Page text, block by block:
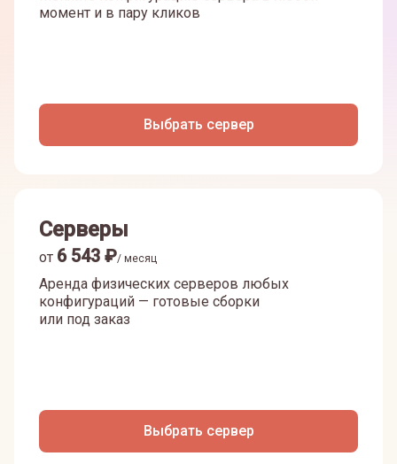
момент и в пару кликов
Выбрать сервер
Серверы
от 6 543 ₽/ месяц
Аренда физических серверов любых
конфигураций — готовые сборки
или под заказ
Выбрать сервер